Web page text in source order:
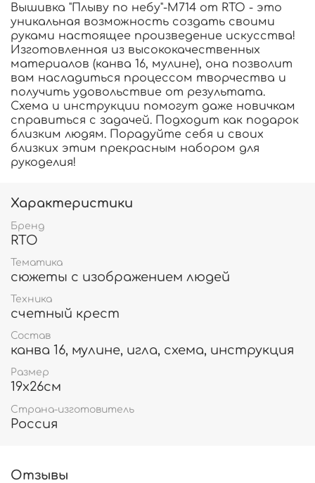
Вышивка "Плыву по небу"-M714 от RTO - это
уникальная возможность создать своими
руками настоящее произведение искусства!
Изготовленная из высококачественных
материалов (канва 16, мулине), она позволит
вам насладиться процессом творчества и
получить удовольствие от результата.
Схема и инструкции помогут даже новичкам
справиться с задачей. Подходит как подарок
близким людям. Порадуйте себя и своих
близких этим прекрасным набором для
рукоделия!
Характеристики
Бренд
RTO
Тематика
сюжеты с изображением людей
Техника
счетный крест
Состав
канва 16, мулине, игла, схема, инструкция
Размер
19х26см
Страна-изготовитель
Россия
Отзывы